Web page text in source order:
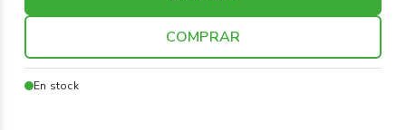
COMPRAR
En stock